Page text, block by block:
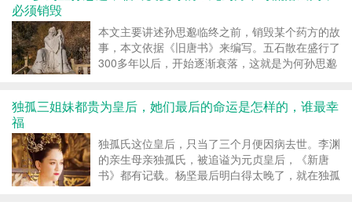
必须销毁
本文主要讲述孙思邈临终之前，销毁某个药方的故
事，本文依据《旧唐书》来编写。五石散在盛行了
300多年以后，开始逐渐衰落，这就是为何孙思邈
独孤三姐妹都贵为皇后，她们最后的命运是怎样的，谁最幸
福
独孤氏这位皇后，只当了三个月便因病去世。李渊
的亲生母亲独孤氏，被追谥为元贞皇后，《新唐
书》都有记载。杨坚最后明白得太晚了，就在独孤